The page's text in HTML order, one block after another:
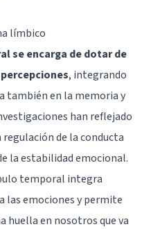
límbico
se encarga de dotar de
, integrando
también en la memoria y
han reflejado
de la conducta
la estabilidad emocional.
temporal integra
las emociones y permite
huella en nosotros que va